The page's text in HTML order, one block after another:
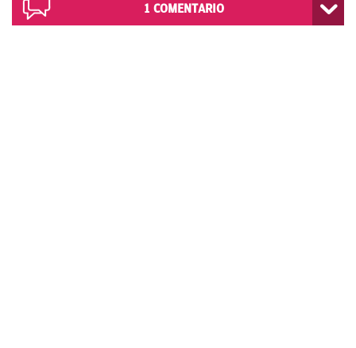
1 COMENTARIO